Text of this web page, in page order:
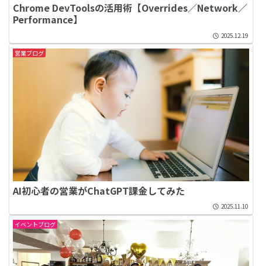
Chrome DevToolsの活用術【Overrides／Network／
Performance】
2025.12.19
営業ブログ
AI初心者の営業がChatGPT課金してみた
2025.11.10
イベントブログ